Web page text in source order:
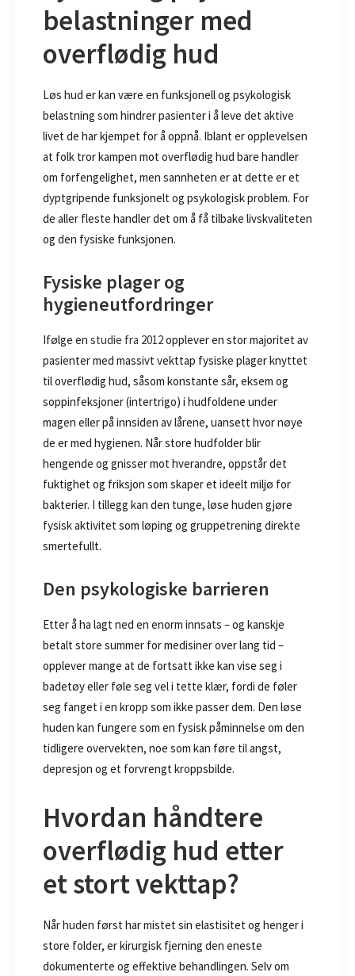
belastninger med
overflødig hud
Løs hud er kan være en funksjonell og psykologisk
belastning som hindrer pasienter i å leve det aktive
livet de har kjempet for å oppnå. Iblant er opplevelsen
at folk tror kampen mot overflødig hud bare handler
om forfengelighet, men sannheten er at dette er et
dyptgripende funksjonelt og psykologisk problem. For
de aller fleste handler det om å få tilbake livskvaliteten
og den fysiske funksjonen.
Fysiske plager og
hygieneutfordringer
Ifølge en studie fra 2012opplever en stor majoritet av
pasienter med massivt vekttap fysiske plager knyttet
til overflødig hud, såsom konstante sår, eksem og
soppinfeksjoner (intertrigo) i hudfoldene under
magen eller på innsiden av lårene, uansett hvor nøye
de er med hygienen. Når store hudfolder blir
hengende og gnisser mot hverandre, oppstår det
fuktighet og friksjon som skaper et ideelt miljø for
bakterier. I tillegg kan den tunge, løse huden gjøre
fysisk aktivitet som løping og gruppetrening direkte
smertefullt.
Den psykologiske barrieren
Etter å ha lagt ned en enorm innsats – og kanskje
betalt store summer for medisiner over lang tid –
opplever mange at de fortsatt ikke kan vise seg i
badetøy eller føle seg vel i tette klær, fordi de føler
seg fanget i en kropp som ikke passer dem. Den løse
huden kan fungere som en fysisk påminnelse om den
tidligere overvekten, noe som kan føre til angst,
depresjon og et forvrengt kroppsbilde.
Hvordan håndtere
overflødig hud etter
et stort vekttap?
Når huden først har mistet sin elastisitet og henger i
store folder, er kirurgisk fjerning den eneste
dokumenterte og effektive behandlingen. Selv om